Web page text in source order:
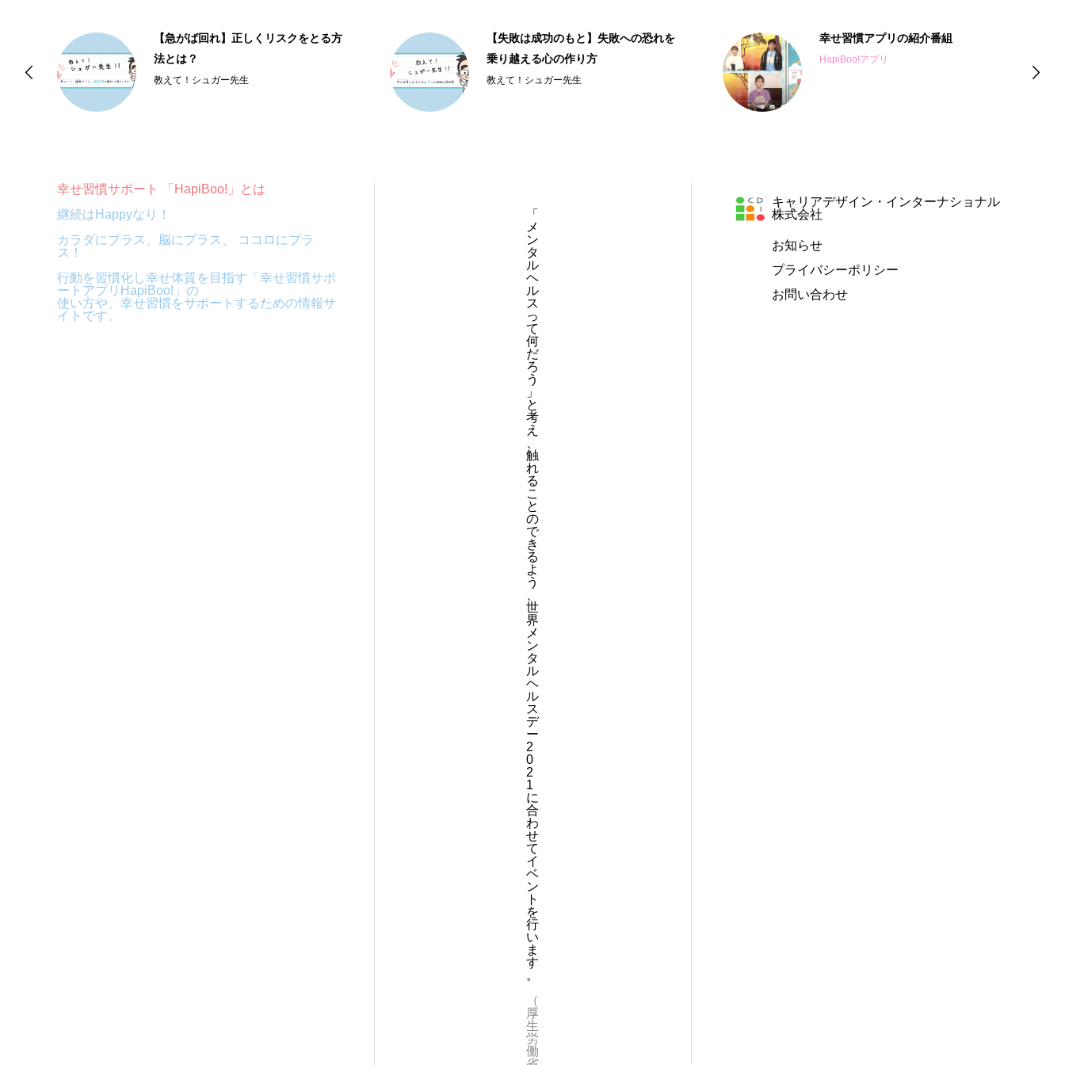
【失敗は成功のもと】失敗への恐れを
乗り越える心の作り方
教えて！シュガー先生
幸せ習慣アプリの紹介番組
HapiBoo!アプリ
「朱に交われば赤くなる」：そのここ
ろは？
幸せ習慣サポート 「HapiBoo!」とは
継続はHappyなり！
カラダにプラス、脳にプラス、 ココロにプラ
ス！
行動を習慣化し幸せ体質を目指す「幸せ習慣サポ
ートアプリHapiBoo!」の
使い方や、幸せ習慣をサポートするための情報サ
イトです。
「
メ
ン
タ
ル
ヘ
ル
ス
っ
て
何
だ
ろ
う
」
と
考
え
触
れ
る
こ
と
の
で
き
る
よ
う
世
界
メ
ン
タ
ル
ヘ
ル
ス
デ
ー
2
0
2
1
に
合
わ
せ
て
イ
ベ
ン
ト
を
行
い
ま
す
。
（
厚
生
労
働
キャリアデザイン・インターナショナル
株式会社
お知らせ
プライバシーポリシー
お問い合わせ